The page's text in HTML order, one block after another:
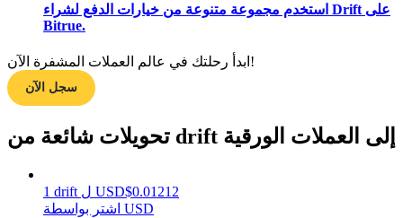
تعلم كيفية البقاء مربحة
استخدم مجموعة متنوعة من خيارات الدفع لشراء Drift على
Bitrue.
ابدأ رحلتك في عالم العملات المشفرة الآن!
سجل الآن
تحويلات شائعة من drift إلى العملات الورقية
1 drift ل USD$0.01212
اشتر بواسطة USD